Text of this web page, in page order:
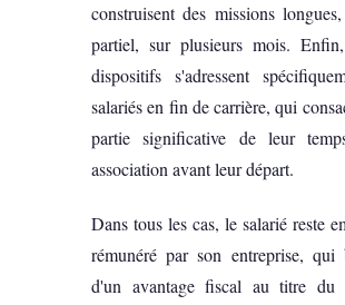
construisent des missions
partiel, sur plusieurs mois.
dispositifs s'adressent
salariés en fin de carrière, qui
partie significative de leur
association avant leur départ.
Dans tous les cas, le salarié reste
rémunéré par son entreprise, qui
d'un avantage fiscal au titre du